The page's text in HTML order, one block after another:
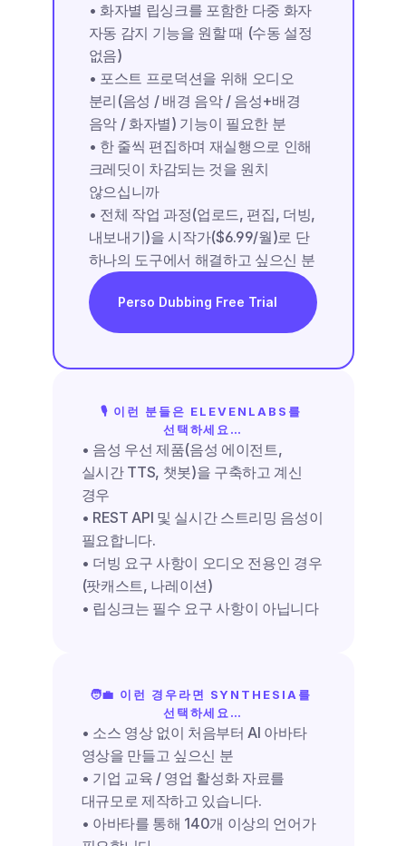
• 화자별 립싱크를 포함한 다중 화자
자동 감지 기능을 원할 때 (수동 설정
없음)
• 포스트 프로덕션을 위해 오디오
분리(음성 / 배경 음악 / 음성+배경
음악 / 화자별) 기능이 필요한 분
• 한 줄씩 편집하며 재실행으로 인해
크레딧이 차감되는 것을 원치
않으십니까
• 전체 작업 과정(업로드, 편집, 더빙,
내보내기)을 시작가($6.99/월)로 단
하나의 도구에서 해결하고 싶으신 분
Perso Dubbing Free Trial
🎙️ 이런 분들은 ELEVENLABS를
선택하세요…
• 음성 우선 제품(음성 에이전트,
실시간 TTS, 챗봇)을 구축하고 계신
경우
• REST API 및 실시간 스트리밍 음성이
필요합니다.
• 더빙 요구 사항이 오디오 전용인 경우
(팟캐스트, 나레이션)
• 립싱크는 필수 요구 사항이 아닙니다
🧑‍💼 이런 경우라면 SYNTHESIA를
선택하세요…
• 소스 영상 없이 처음부터 AI 아바타
영상을 만들고 싶으신 분
• 기업 교육 / 영업 활성화 자료를
대규모로 제작하고 있습니다.
• 아바타를 통해 140개 이상의 언어가